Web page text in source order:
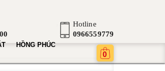
Hotline
0966559779
HỒNG PHÚC
0